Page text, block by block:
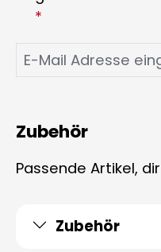
*
Zubehör
Passende Artikel,
Zubehör